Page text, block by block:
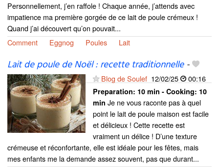
Personnellement, j’en raffole ! Chaque année, j’attends avec
impatience ma première gorgée de ce lait de poule crémeux !
Quand j’ai découvert qu’on pouvait...
Comment
Eggnog Poules Lait
Lait de poule de Noël : recette traditionnelle-
Blog de Soulef 12/02/25 00:16
Preparation: 10 min - Cooking: 10
min Je ne vous raconte pas à quel
point le lait de poule maison est facile
et délicieux ! Cette recette est
vraiment un délice ! D’une texture
crémeuse et réconfortante, elle est idéale pour les fêtes, mais
mes enfants me la demande assez souvent, pas que durant...